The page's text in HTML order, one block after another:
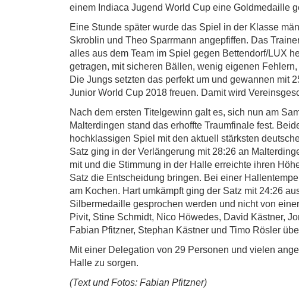
einem Indiaca Jugend World Cup eine Goldmedaille
Eine Stunde später wurde das Spiel in der Klasse
Skroblin und Theo Sparrmann angepfiffen. Das
alles aus dem Team im Spiel gegen Bettendorf/LUX
getragen, mit sicheren Bällen, wenig eigenen
Die Jungs setzten das perfekt um und gewannen mit
Junior World Cup 2018 freuen. Damit wird
Nach dem ersten Titelgewinn galt es, sich nun am
Malterdingen stand das erhoffte Traumfinale fest.
hochklassigen Spiel mit den aktuell stärksten
Satz ging in der Verlängerung mit 28:26 an
mit und die Stimmung in der Halle erreichte ihren
Satz die Entscheidung bringen. Bei einer
am Kochen. Hart umkämpft ging der Satz mit 24:26
Silbermedaille gesprochen werden und nicht von
Pivit, Stine Schmidt, Nico Höwedes, David Kästner,
Fabian Pfitzner, Stephan Kästner und Timo Rösler
Mit einer Delegation von 29 Personen und vielen
Halle zu sorgen.
(Text und Fotos: Fabian Pfitzner)